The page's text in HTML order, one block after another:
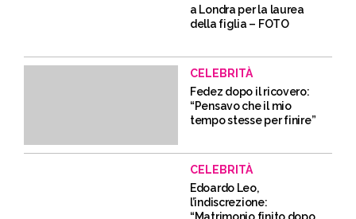
a Londra per la laurea
della figlia – FOTO
CELEBRITÀ
Fedez dopo il ricovero:
“Pensavo che il mio
tempo stesse per finire”
CELEBRITÀ
Edoardo Leo,
l’indiscrezione: